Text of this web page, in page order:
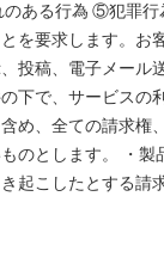
ある行為 ⑤犯罪
を要求します。
投稿、電子メー
で、サービスの
、全ての請求
とします。 ・
起こしたとする